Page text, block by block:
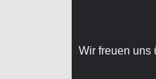
Wir freuen uns